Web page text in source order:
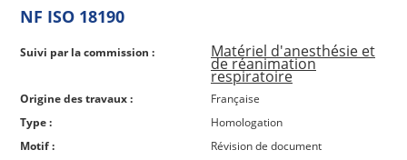
NF ISO 18190
Suivi par la commission : Matériel d'anesthésie et
de réanimation
respiratoire
Origine des travaux :
Française
Type :
Homologation
Motif :
Révision de document